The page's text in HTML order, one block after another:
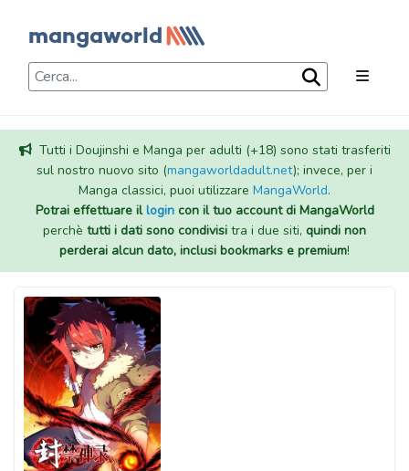
Tutti i Doujinshi e Manga per adulti (+18) sono stati trasferiti
sul nostro nuovo sito (mangaworldadult.net); invece, per i
Manga classici, puoi utilizzare MangaWorld.
Potrai effettuare illogincon il tuo account di MangaWorld
perchè tutti i dati sono condivisi tra i due siti, quindi non
perderai alcun dato, inclusi bookmarks e premium!